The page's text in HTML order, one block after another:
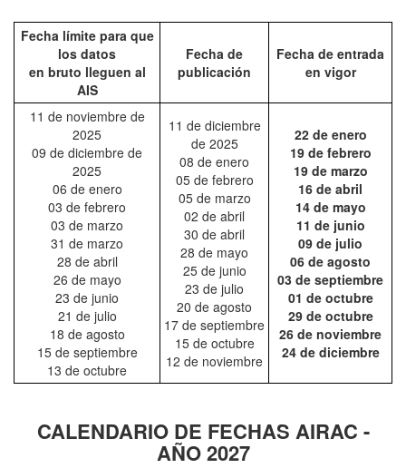
Fecha límite para que
los datos
en bruto lleguen al
AIS
Fecha de
publicación
Fecha de entrada
en vigor
11 de noviembre de
2025
09 de diciembre de
2025
06 de enero
03 de febrero
03 de marzo
31 de marzo
28 de abril
26 de mayo
23 de junio
21 de julio
18 de agosto
15 de septiembre
13 de octubre
11 de diciembre
de 2025
08 de enero
05 de febrero
05 de marzo
02 de abril
30 de abril
28 de mayo
25 de junio
23 de julio
20 de agosto
17 de septiembre
15 de octubre
12 de noviembre
22 de enero
19 de febrero
19 de marzo
16 de abril
14 de mayo
11 de junio
09 de julio
06 de agosto
03 de septiembre
01 de octubre
29 de octubre
26 de noviembre
24 de diciembre
CALENDARIO DE FECHAS AIRAC -
AÑO 2027